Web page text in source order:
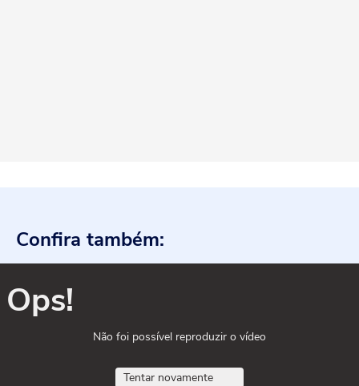
Confira também:
Ops!
Não foi possível reproduzir o vídeo
Tentar novamente